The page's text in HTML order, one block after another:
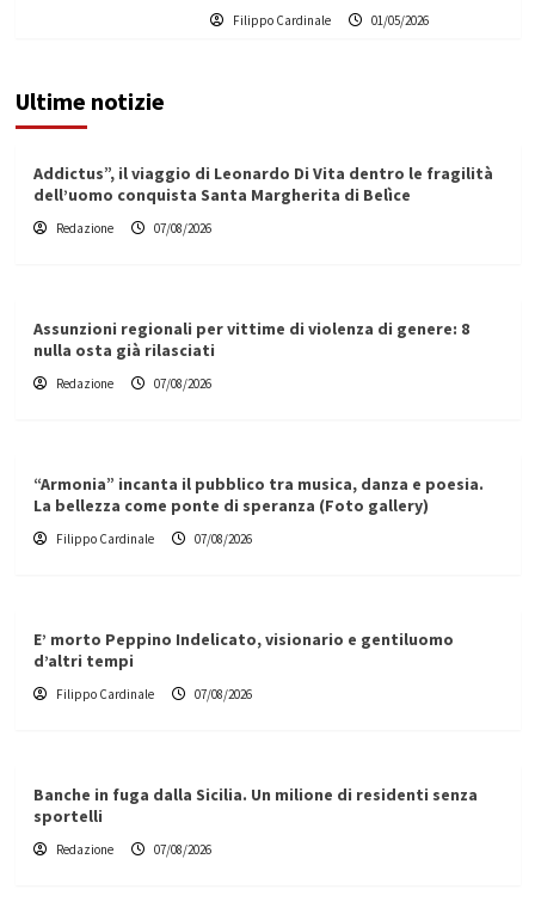
Filippo Cardinale 01/05/2026
Ultime notizie
Addictus”, il viaggio di Leonardo Di Vita dentro le fragilità
dell’uomo conquista Santa Margherita di Belìce
Redazione 07/08/2026
Assunzioni regionali per vittime di violenza di genere: 8
nulla osta già rilasciati
Redazione 07/08/2026
“Armonia” incanta il pubblico tra musica, danza e poesia.
La bellezza come ponte di speranza (Foto gallery)
Filippo Cardinale 07/08/2026
E’ morto Peppino Indelicato, visionario e gentiluomo
d’altri tempi
Filippo Cardinale 07/08/2026
Banche in fuga dalla Sicilia. Un milione di residenti senza
sportelli
Redazione 07/08/2026